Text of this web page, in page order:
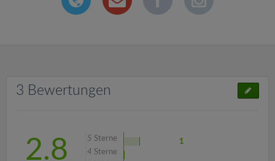
3 Bewertungen
2.8 5 Sterne
1
4 Sterne